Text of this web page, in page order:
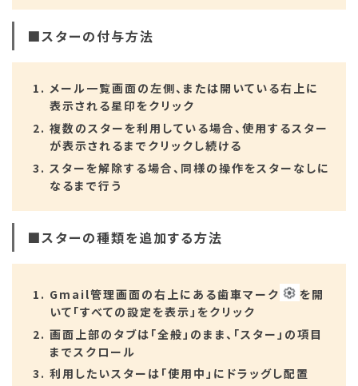
■スターの付与方法
メール一覧画面の左側、または開いている右上に
表示される星印をクリック
複数のスターを利用している場合、使用するスター
が表示されるまでクリックし続ける
スターを解除する場合、同様の操作をスターなしに
なるまで行う
■スターの種類を追加する方法
Gmail管理画面の右上にある歯車マーク
を開
いて「すべての設定を表示」をクリック
画面上部のタブは「全般」のまま、「スター」の項目
までスクロール
利用したいスターは「使用中」にドラッグし配置